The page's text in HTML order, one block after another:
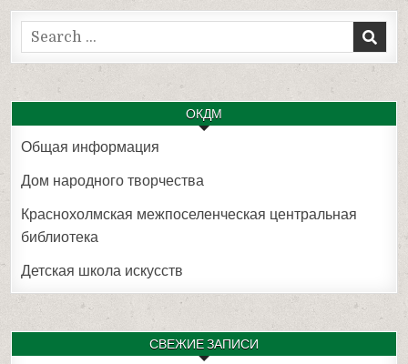
Search
for:
ОКДМ
Общая информация
Дом народного творчества
Краснохолмская межпоселенческая центральная
библиотека
Детская школа искусств
СВЕЖИЕ ЗАПИСИ